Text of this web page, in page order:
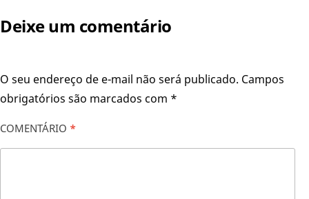
Deixe um comentário
O seu endereço de e-mail não será publicado. Campos
obrigatórios são marcados com *
COMENTÁRIO *